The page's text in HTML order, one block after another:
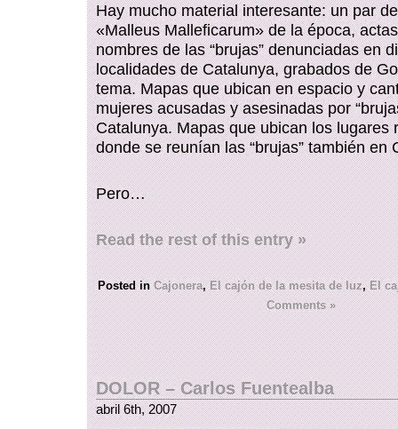
Hay mucho material interesante: un par
«Malleus Malleficarum» de la época,
nombres de las “brujas” denunciadas en
localidades de Catalunya, grabados de
tema. Mapas que ubican en espacio y
mujeres acusadas y asesinadas por
Catalunya. Mapas que ubican los lugares
donde se reunían las “brujas” también
Pero…
Read the rest of this entry »
Posted inCajonera,El cajón de la mesita de luz,El
Comments »
DOLOR – Carlos Fuentealba
abril 6th, 2007